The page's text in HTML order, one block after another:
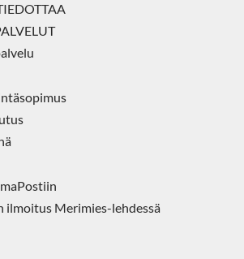
ilmoitus Merimies-lehdessä